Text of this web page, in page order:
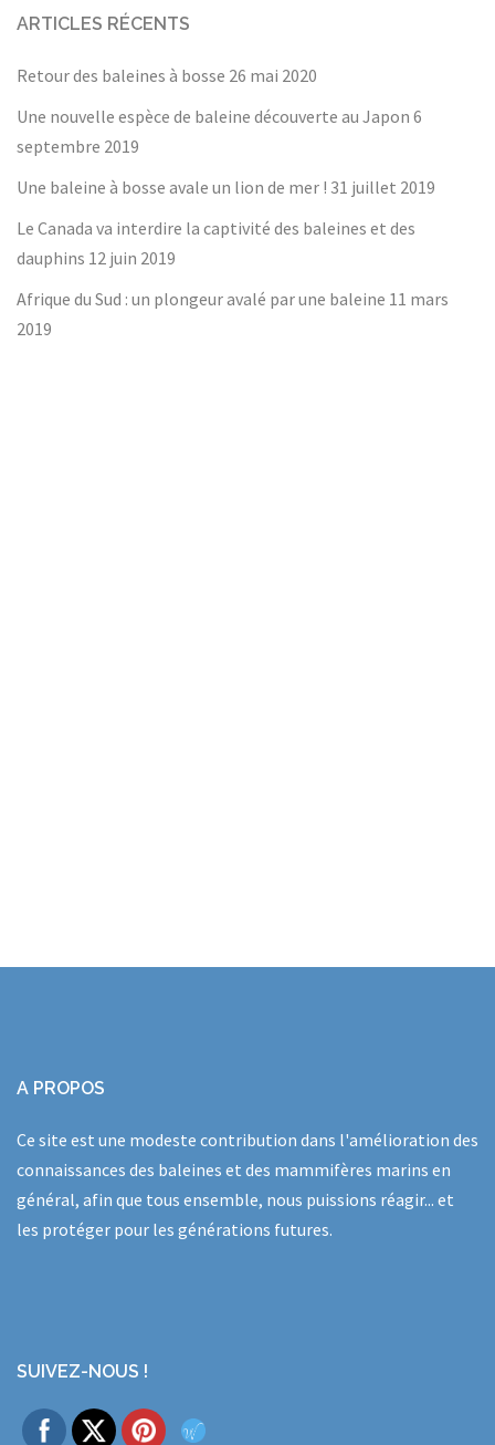
ARTICLES RÉCENTS
Retour des baleines à bosse 26 mai 2020
Une nouvelle espèce de baleine découverte au Japon 6
septembre 2019
Une baleine à bosse avale un lion de mer ! 31 juillet 2019
Le Canada va interdire la captivité des baleines et des
dauphins 12 juin 2019
Afrique du Sud : un plongeur avalé par une baleine 11 mars
2019
A PROPOS
Ce site est une modeste contribution dans l'amélioration des
connaissances des baleines et des mammifères marins en
général, afin que tous ensemble, nous puissions réagir... et
les protéger pour les générations futures.
SUIVEZ-NOUS !